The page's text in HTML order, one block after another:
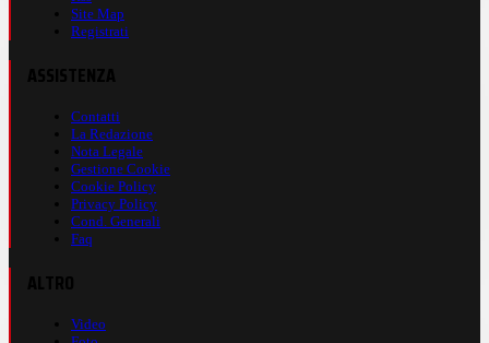
Site Map
Registrati
Contatti
La Redazione
Nota Legale
Gestione Cookie
Cookie Policy
Privacy Policy
Cond. Generali
Faq
Video